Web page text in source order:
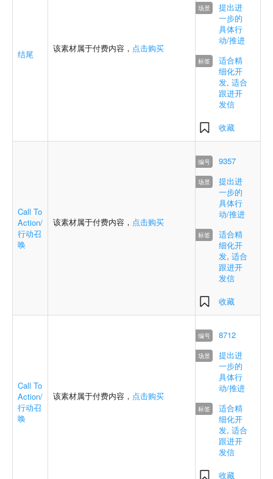
结尾
该素材属于付费内容， 点击购买
提出进
一步的
具体行
动/推进
适合精
细化开
发, 适合
跟进开
发信
收藏
Call To
Action/
行动召
唤
该素材属于付费内容， 点击购买
9357
提出进
一步的
具体行
动/推进
适合精
细化开
发, 适合
跟进开
发信
收藏
Call To
Action/
行动召
唤
该素材属于付费内容， 点击购买
8712
提出进
一步的
具体行
动/推进
适合精
细化开
发, 适合
跟进开
发信
收藏